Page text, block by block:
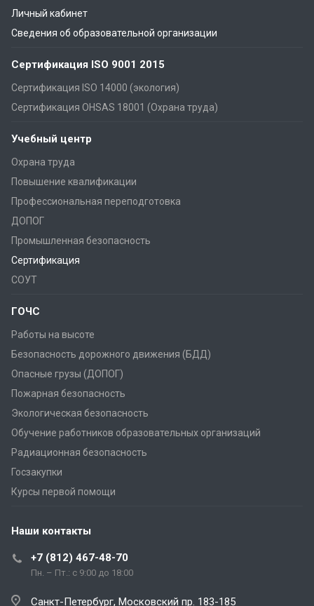
Личный кабинет
Сведения об образовательной организации
Сертификация ISO 9001 2015
Сертификация ISO 14000 (экология)
Сертификация OHSAS 18001 (Охрана труда)
Учебный центр
Охрана труда
Повышение квалификации
Профессиональная переподготовка
ДОПОГ
Промышленная безопасность
Сертификация
СОУТ
ГОЧС
Работы на высоте
Безопасность дорожного движения (БДД)
Опасные грузы (ДОПОГ)
Пожарная безопасность
Экологическая безопасность
Обучение работников образовательных организаций
Радиационная безопасность
Госзакупки
Курсы первой помощи
Наши контакты
+7 (812) 467-48-70
Пн. – Пт.: с 9:00 до 18:00
Санкт-Петербург, Московский пр. 183-185